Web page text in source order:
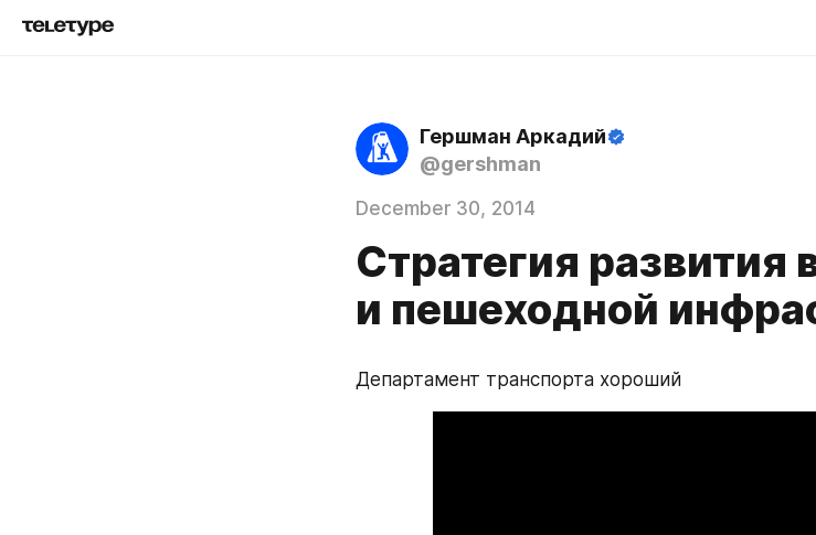
Гершман Аркадий
@gershman
December 30, 2014
Стратегия развития
и пешеходной
Департамент транспорта хороший